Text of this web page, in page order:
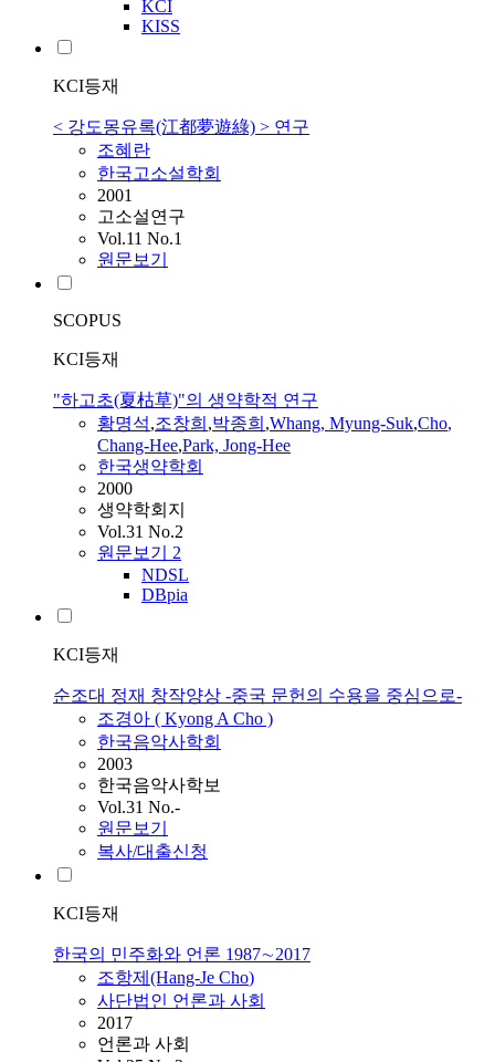
KCI
KISS
KCI등재
< 강도몽유록(江都夢遊綠) > 연구
조혜란
한국고소설학회
2001
고소설연구
Vol.11 No.1
원문보기
SCOPUS
KCI등재
"하고초(夏枯草)"의 생약학적 연구
황명석,조창희 ,박종희 ,Whang, Myung-Suk,Cho,
Chang-Hee,Park, Jong-Hee
한국생약학회
2000
생약학회지
Vol.31 No.2
원문보기 2
NDSL
DBpia
KCI등재
순조대 정재 창작양상 -중국 문헌의 수용을 중심으로-
조경아 ( Kyong ACho )
한국음악사학회
2003
한국음악사학보
Vol.31 No.-
원문보기
복사/대출신청
KCI등재
한국의 민주화와 언론 1987∼2017
조항제(Hang-Je Cho)
사단법인 언론과 사회
2017
언론과 사회